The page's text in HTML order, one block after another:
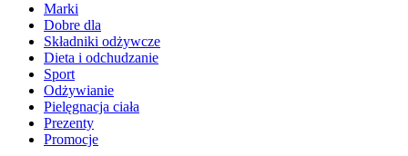
Marki
Dobre dla
Składniki odżywcze
Dieta i odchudzanie
Sport
Odżywianie
Pielęgnacja ciała
Prezenty
Promocje